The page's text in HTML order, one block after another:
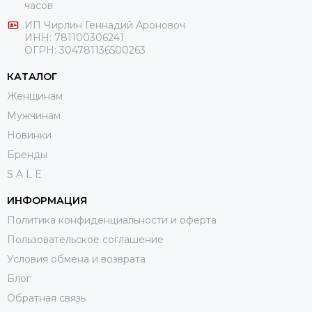
часов
ИП Чирлин Геннадий Ароновоч
ИНН: 781100306241
ОГРН: 304781136500263
КАТАЛОГ
Женщинам
Мужчинам
Новинки
Бренды
S A L E
ИНФОРМАЦИЯ
Политика конфиденциальности и оферта
Пользовательское соглашение
Условия обмена и возврата
Блог
Обратная связь